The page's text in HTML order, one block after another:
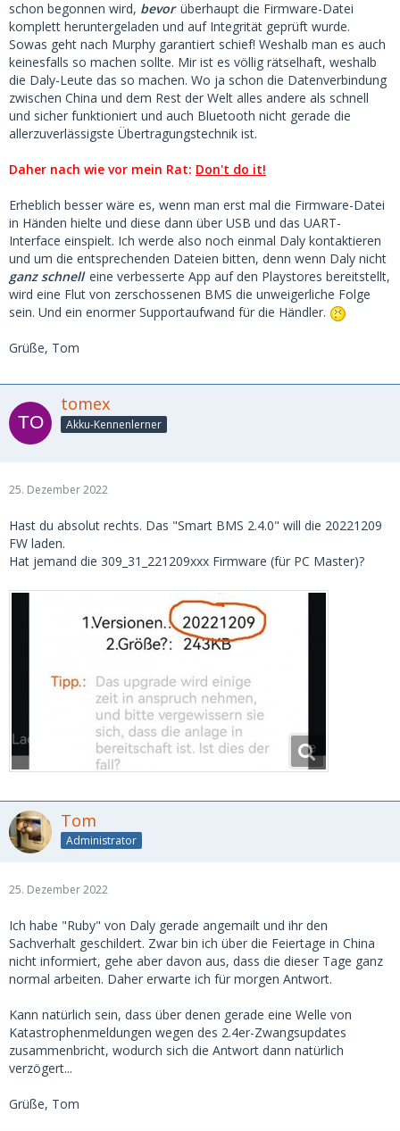
schon begonnen wird, bevor überhaupt die Firmware-Datei
komplett heruntergeladen und auf Integrität geprüft wurde.
Sowas geht nach Murphy garantiert schief! Weshalb man es auch
keinesfalls so machen sollte. Mir ist es völlig rätselhaft, weshalb
die Daly-Leute das so machen. Wo ja schon die Datenverbindung
zwischen China und dem Rest der Welt alles andere als schnell
und sicher funktioniert und auch Bluetooth nicht gerade die
allerzuverlässigste Übertragungstechnik ist.
Daher nach wie vor mein Rat: Don't do it!
Erheblich besser wäre es, wenn man erst mal die Firmware-Datei
in Händen hielte und diese dann über USB und das UART-
Interface einspielt. Ich werde also noch einmal Daly kontaktieren
und um die entsprechenden Dateien bitten, denn wenn Daly nicht
ganz schnell eine verbesserte App auf den Playstores bereitstellt,
wird eine Flut von zerschossenen BMS die unweigerliche Folge
sein. Und ein enormer Supportaufwand für die Händler.
Grüße, Tom
tomex
Akku-Kennenlerner
25. Dezember 2022
Hast du absolut rechts. Das "Smart BMS 2.4.0" will die 20221209
FW laden.
Hat jemand die 309_31_221209xxx Firmware (für PC Master)?
Tom
Administrator
25. Dezember 2022
Ich habe "Ruby" von Daly gerade angemailt und ihr den
Sachverhalt geschildert. Zwar bin ich über die Feiertage in China
nicht informiert, gehe aber davon aus, dass die dieser Tage ganz
normal arbeiten. Daher erwarte ich für morgen Antwort.
Kann natürlich sein, dass über denen gerade eine Welle von
Katastrophenmeldungen wegen des 2.4er-Zwangsupdates
zusammenbricht, wodurch sich die Antwort dann natürlich
verzögert...
Grüße, Tom